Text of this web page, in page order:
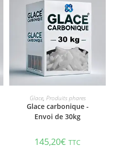
AJOUTER AU PANIER
Glace, Produits phares
Glace carbonique -
Envoi de 30kg
145,20€ TTC